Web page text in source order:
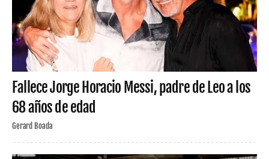
Fallece Jorge Horacio Messi, padre de Leo a los
68 años de edad
Gerard Boada